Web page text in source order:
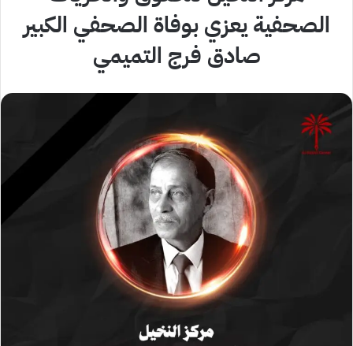
الصحفية يعزي بوفاة الصحفي الكبير
صادق فرج التميمي